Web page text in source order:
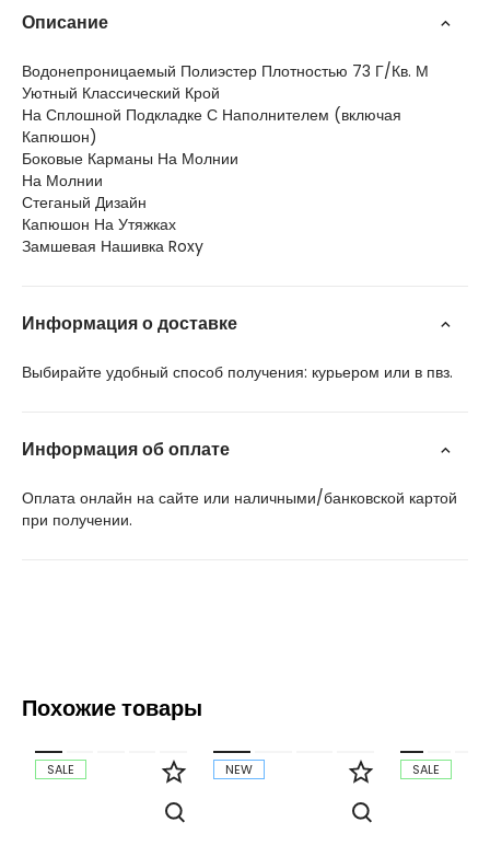
Описание
Водонепроницаемый Полиэстер Плотностью 73 Г/Кв. М
Уютный Классический Крой
На Сплошной Подкладке С Наполнителем (включая
Капюшон)
Боковые Карманы На Молнии
На Молнии
Стеганый Дизайн
Капюшон На Утяжках
Замшевая Нашивка Roxy
Информация о доставке
Выбирайте удобный способ получения: курьером или в пвз.
Информация об оплате
Оплата онлайн на сайте или наличными/банковской картой
при получении.
Похожие товары
SALE NEW SALE